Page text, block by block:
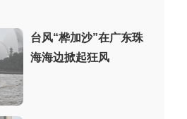
台风“桦加沙”在广东珠
海海边掀起狂风